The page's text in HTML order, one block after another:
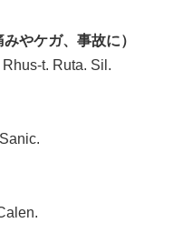
やケガ、事故に）
t. Ruta. Sil.